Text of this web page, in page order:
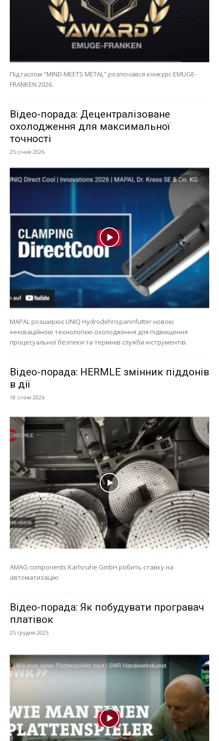
Під гаслом "MIND MEETS METAL" розпочався конкурс EMUGE-
FRANKEN 2026.
Відео-порада: Децентралізоване
охолодження для максимальної
точності
25 січня 2026
MAPAL розширює UNIQ Hydrodehnspannfutter новою
інноваційною технологією охолодження для підвищення
процесуальної безпеки та термінів служби інструментів.
Відео-порада: HERMLE змінник піддонів
в дії
18 січня 2026
AMAG components Karlsruhe GmbH робить ставку на
автоматизацію
Відео-порада: Як побудувати програвач
платівок
25 грудня 2025